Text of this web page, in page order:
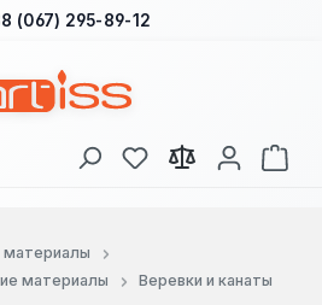
содержанию
(067) 295-89-12
У вас есть товары
В
материалы
Веревки и канаты